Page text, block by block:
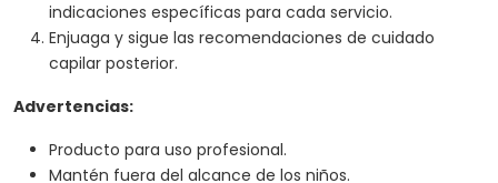
indicaciones específicas para cada servicio.
Enjuaga y sigue las recomendaciones de cuidado
capilar posterior.
Advertencias:
Producto para uso profesional.
Mantén fuera del alcance de los niños.